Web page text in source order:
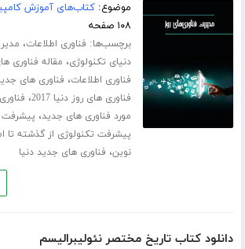
موضوع:کتاب‌های آموزش
۱۰۸ صفحه
برچسب‌ها: فناوری اطلاعات،
دنیای تکنولوژی، مقاله فناوری
فناوری اطلاعات، فناوری های
فناوری های روز دنیا 2017
،
مورد فناوری های جدید، پیشرفت
پیشرفت تکنولوژی از گذشته تا
نوین، فناوری های جدید دنیا
دانلود کتاب تاریخ مختصر نئولیبرالیسم